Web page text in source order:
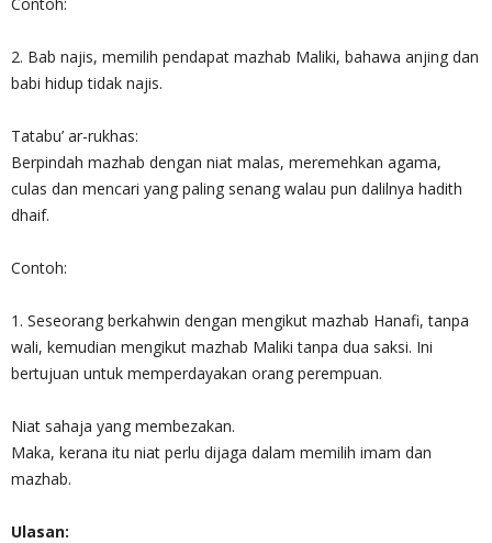
2. Bab najis, memilih pendapat mazhab Maliki, bahawa anjing dan
babi hidup tidak najis.
Tatabu’ ar-rukhas:
Berpindah mazhab dengan niat malas, meremehkan agama,
culas dan mencari yang paling senang walau pun dalilnya hadith
dhaif.
Contoh:
1. Seseorang berkahwin dengan mengikut mazhab Hanafi, tanpa
wali, kemudian mengikut mazhab Maliki tanpa dua saksi. Ini
bertujuan untuk memperdayakan orang perempuan.
Niat sahaja yang membezakan.
Maka, kerana itu niat perlu dijaga dalam memilih imam dan
mazhab.
Ulasan: